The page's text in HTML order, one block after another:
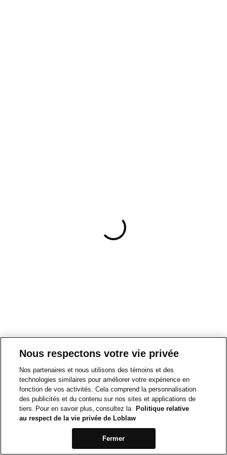
Nous respectons votre vie privée
Nos partenaires et nous utilisons des témoins et des
technologies similaires pour améliorer votre expérience en
fonction de vos activités. Cela comprend la personnalisation
des publicités et du contenu sur nos sites et applications de
tiers. Pour en savoir plus, consultez la
Politique relative
au respect de la vie privée de Loblaw
Fermer